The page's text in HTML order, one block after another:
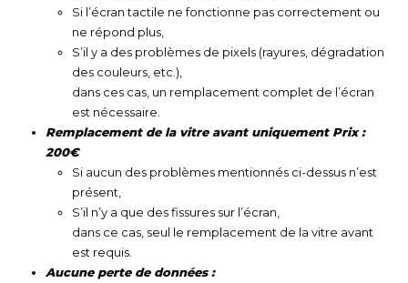
Si l’écran tactile ne fonctionne pas correctement ou
ne répond plus,
S’il y a des problèmes de pixels (rayures, dégradation
des couleurs, etc.),
dans ces cas, un remplacement complet de l’écran
est nécessaire.
Remplacement de la vitre avant uniquement Prix :
200€
Si aucun des problèmes mentionnés ci-dessus n’est
présent,
S’il n’y a que des fissures sur l’écran,
dans ce cas, seul le remplacement de la vitre avant
est requis.
Aucune perte de données :